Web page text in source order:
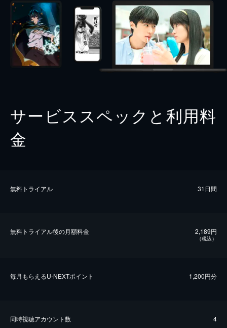
サービススペックと利用料
金
無料トライアル 31日間
無料トライアル後の⽉額料金 2,189円
（税込）
毎⽉もらえるU-NEXTポイント 1,200円分
同時視聴アカウント数 4